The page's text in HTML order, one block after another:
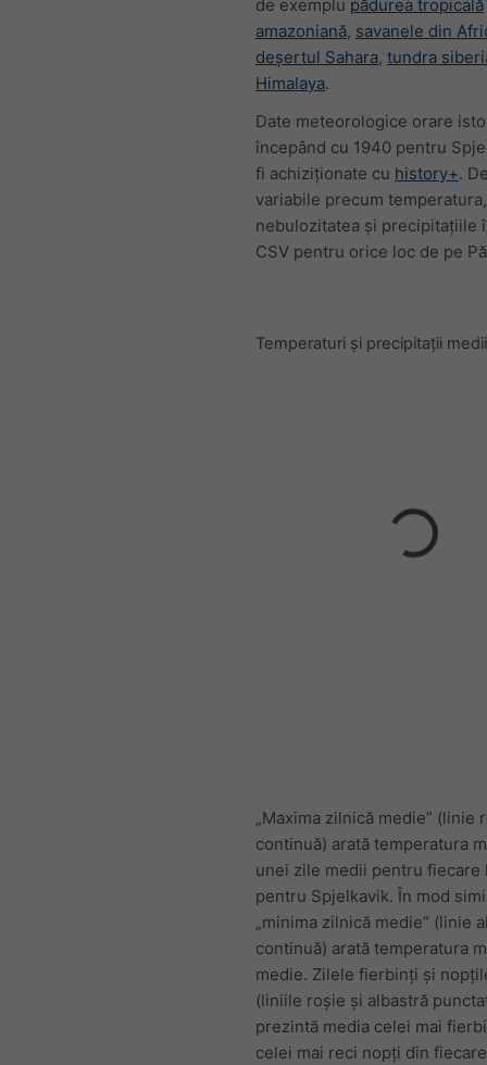
de exemplu pădurea tropicală
amazoniană, savanele din
deșertul Sahara, tundra
Himalaya.
Date meteorologice orare
începând cu 1940 pentru
fi achiziționate cu history+.
variabile precum
nebulozitatea și precipitațiile
CSV pentru orice loc de pe
Temperaturi și precipitații medii
„Maxima zilnică medie” (linie
continuă) arată temperatura
unei zile medii pentru fiecare
pentru Spjelkavik. În mod
„minima zilnică medie” (linie
continuă) arată temperatura
medie. Zilele fierbinți și
(liniile roșie și albastră
prezintă media celei mai
celei mai reci nopți din